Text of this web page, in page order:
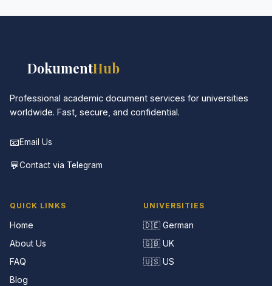
DokumentHub
Professional academic document services for universities
worldwide. Fast, secure, and confidential.
📧Email Us
💬Contact via Telegram
QUICK LINKS
Home
About Us
FAQ
Blog
UNIVERSITIES
🇩🇪 German
🇬🇧 UK
🇺🇸 US